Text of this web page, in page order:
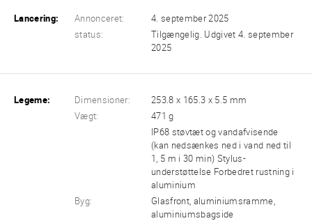
Lancering: Annonceret:
4. september 2025
status:
Tilgængelig. Udgivet 4. september
2025
Legeme: Dimensioner:
253.8 x 165.3 x 5.5 mm
Vægt:
471 g
IP68 støvtæt og vandafvisende
(kan nedsænkes ned i vand ned til
1, 5 m i 30 min) Stylus-
understøttelse Forbedret rustning i
aluminium
Byg:
Glasfront, aluminiumsramme,
aluminiumsbagside